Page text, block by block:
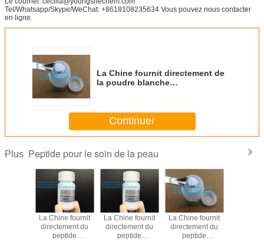
Tel/Whatsapp/Skype/WeChat: +8618108235634 Vous pouvez nous contacter
en ligne.
La Chine fournit directement de
la poudre blanche
Continuer
Plus Peptide pour le soin de la peau
La Chine fournit
directement du
peptide
La Chine fournit
directement du
peptide
La Chine fournit
directement du
peptide